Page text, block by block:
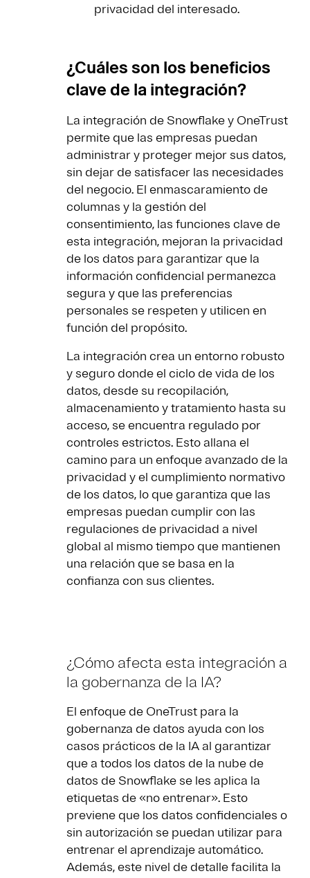
privacidad del interesado.
¿Cuáles son los beneficios
clave de la integración?
La integración de Snowflake y OneTrust
permite que las empresas puedan
administrar y proteger mejor sus datos,
sin dejar de satisfacer las necesidades
del negocio. El enmascaramiento de
columnas y la gestión del
consentimiento, las funciones clave de
esta integración, mejoran la privacidad
de los datos para garantizar que la
información confidencial permanezca
segura y que las preferencias
personales se respeten y utilicen en
función del propósito.
La integración crea un entorno robusto
y seguro donde el ciclo de vida de los
datos, desde su recopilación,
almacenamiento y tratamiento hasta su
acceso, se encuentra regulado por
controles estrictos. Esto allana el
camino para un enfoque avanzado de la
privacidad y el cumplimiento normativo
de los datos, lo que garantiza que las
empresas puedan cumplir con las
regulaciones de privacidad a nivel
global al mismo tiempo que mantienen
una relación que se basa en la
confianza con sus clientes.
¿Cómo afecta esta integración a
la gobernanza de la IA?
El enfoque de OneTrust para la
gobernanza de datos ayuda con los
casos prácticos de la IA al garantizar
que a todos los datos de la nube de
datos de Snowflake se les aplica la
etiquetas de «no entrenar». Esto
previene que los datos confidenciales o
sin autorización se puedan utilizar para
entrenar el aprendizaje automático.
Además, este nivel de detalle facilita la